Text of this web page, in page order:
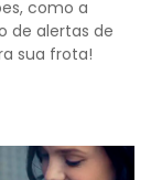
como a
de alertas de
sua frota!